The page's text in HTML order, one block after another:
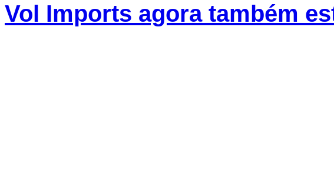
Vol Imports agora também